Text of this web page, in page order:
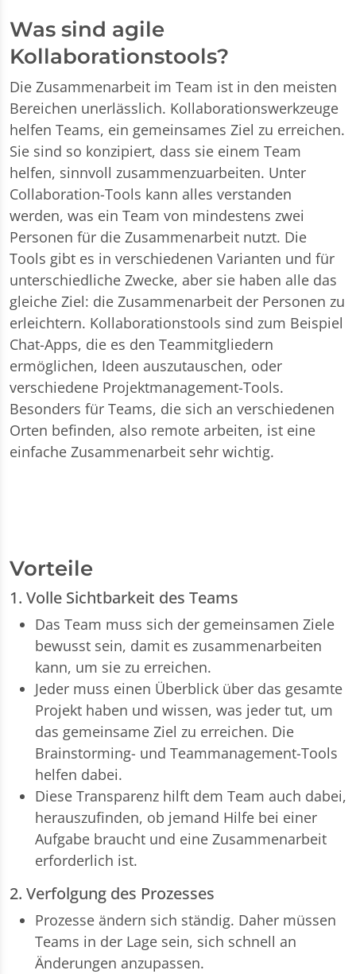
Was sind agile
Kollaborationstools?
Die Zusammenarbeit im Team ist in den meisten
Bereichen unerlässlich. Kollaborationswerkzeuge
helfen Teams, ein gemeinsames Ziel zu erreichen.
Sie sind so konzipiert, dass sie einem Team
helfen, sinnvoll zusammenzuarbeiten. Unter
Collaboration-Tools kann alles verstanden
werden, was ein Team von mindestens zwei
Personen für die Zusammenarbeit nutzt. Die
Tools gibt es in verschiedenen Varianten und für
unterschiedliche Zwecke, aber sie haben alle das
gleiche Ziel: die Zusammenarbeit der Personen zu
erleichtern. Kollaborationstools sind zum Beispiel
Chat-Apps, die es den Teammitgliedern
ermöglichen, Ideen auszutauschen, oder
verschiedene Projektmanagement-Tools.
Besonders für Teams, die sich an verschiedenen
Orten befinden, also remote arbeiten, ist eine
einfache Zusammenarbeit sehr wichtig.
Vorteile
1. Volle Sichtbarkeit des Teams
Das Team muss sich der gemeinsamen Ziele
bewusst sein, damit es zusammenarbeiten
kann, um sie zu erreichen.
Jeder muss einen Überblick über das gesamte
Projekt haben und wissen, was jeder tut, um
das gemeinsame Ziel zu erreichen. Die
Brainstorming- und Teammanagement-Tools
helfen dabei.
Diese Transparenz hilft dem Team auch dabei,
herauszufinden, ob jemand Hilfe bei einer
Aufgabe braucht und eine Zusammenarbeit
erforderlich ist.
2. Verfolgung des Prozesses
Prozesse ändern sich ständig. Daher müssen
Teams in der Lage sein, sich schnell an
Änderungen anzupassen.